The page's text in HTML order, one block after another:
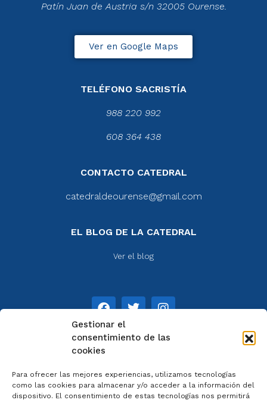
Gestionar el
consentimiento de las
cookies
Para ofrecer las mejores experiencias, utilizamos tecnologías
como las cookies para almacenar y/o acceder a la información del
dispositivo. El consentimiento de estas tecnologías nos permitirá
Patín Juan de Austria s/n 32005 Ourense.
Ver en Google Maps
TELÉFONO SACRISTÍA
988 220 992
608 364 438
CONTACTO CATEDRAL
catedraldeourense@gmail.com
EL BLOG DE LA CATEDRAL
Ver el blog
Aviso legal
Política de privacidad